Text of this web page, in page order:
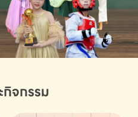
กิจกรรม